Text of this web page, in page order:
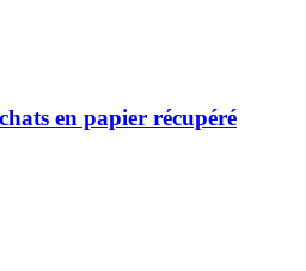
en papier récupéré